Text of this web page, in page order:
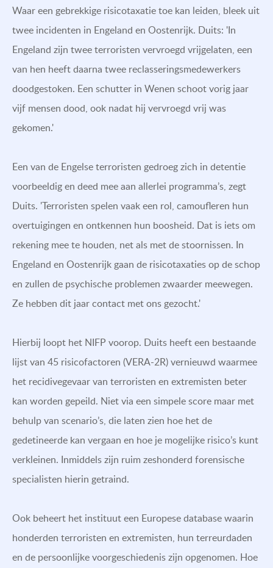
Waar een gebrekkige risicotaxatie toe kan leiden, bleek uit
twee incidenten in Engeland en Oostenrijk. Duits: 'In
Engeland zijn twee terroristen vervroegd vrijgelaten, een
van hen heeft daarna twee reclasseringsmedewerkers
doodgestoken. Een schutter in Wenen schoot vorig jaar
vijf mensen dood, ook nadat hij vervroegd vrij was
gekomen.'
Een van de Engelse terroristen gedroeg zich in detentie
voorbeeldig en deed mee aan allerlei programma’s, zegt
Duits. 'Terroristen spelen vaak een rol, camoufleren hun
overtuigingen en ontkennen hun boosheid. Dat is iets om
rekening mee te houden, net als met de stoornissen. In
Engeland en Oostenrijk gaan de risicotaxaties op de schop
en zullen de psychische problemen zwaarder meewegen.
Ze hebben dit jaar contact met ons gezocht.'
Hierbij loopt het NIFP voorop. Duits heeft een bestaande
lijst van 45 risicofactoren (VERA-2R) vernieuwd waarmee
het recidivegevaar van terroristen en extremisten beter
kan worden gepeild. Niet via een simpele score maar met
behulp van scenario’s, die laten zien hoe het de
gedetineerde kan vergaan en hoe je mogelijke risico’s kunt
verkleinen. Inmiddels zijn ruim zeshonderd forensische
specialisten hierin getraind.
Ook beheert het instituut een Europese database waarin
honderden terroristen en extremisten, hun terreurdaden
en de persoonlijke voorgeschiedenis zijn opgenomen. Hoe